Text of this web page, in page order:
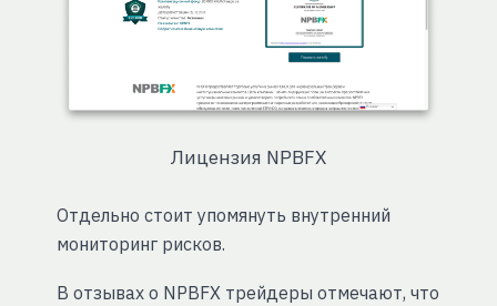
Лицензия NPBFX
Отдельно стоит упомянуть внутренний
мониторинг рисков.
В отзывах о NPBFX трейдеры отмечают, что